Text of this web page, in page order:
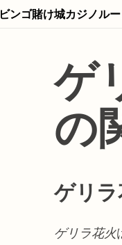
ビンゴ賭け城カジノル
ゲ
の
ゲリラ
ゲリラ花火